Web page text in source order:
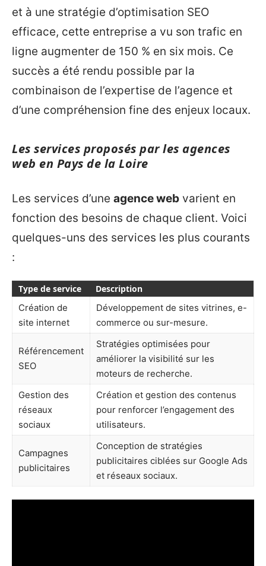
et à une stratégie d’optimisation SEO
efficace, cette entreprise a vu son trafic en
ligne augmenter de 150 % en six mois. Ce
succès a été rendu possible par la
combinaison de l’expertise de l’agence et
d’une compréhension fine des enjeux locaux.
Les services proposés par les agences
web en Pays de la Loire
Les services d’une agence web varient en
fonction des besoins de chaque client. Voici
quelques-uns des services les plus courants
:
Type de service
Description
Création de
site internet
Développement de sites vitrines, e-
commerce ou sur-mesure.
Référencement
SEO
Stratégies optimisées pour
améliorer la visibilité sur les
moteurs de recherche.
Gestion des
réseaux
sociaux
Création et gestion des contenus
pour renforcer l’engagement des
utilisateurs.
Campagnes
publicitaires
Conception de stratégies
publicitaires ciblées sur Google Ads
et réseaux sociaux.